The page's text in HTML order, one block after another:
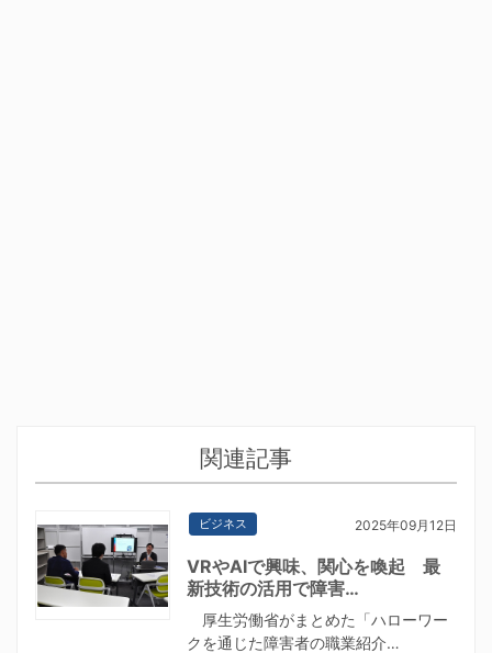
関連記事
ビジネス 2025年09月12日
VRやAIで興味、関心を喚起 最
新技術の活用で障害…
厚生労働省がまとめた「ハローワー
クを通じた障害者の職業紹介…